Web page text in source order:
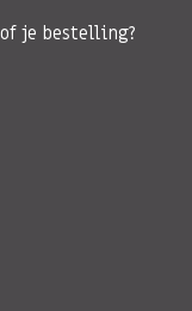
je bestelling?